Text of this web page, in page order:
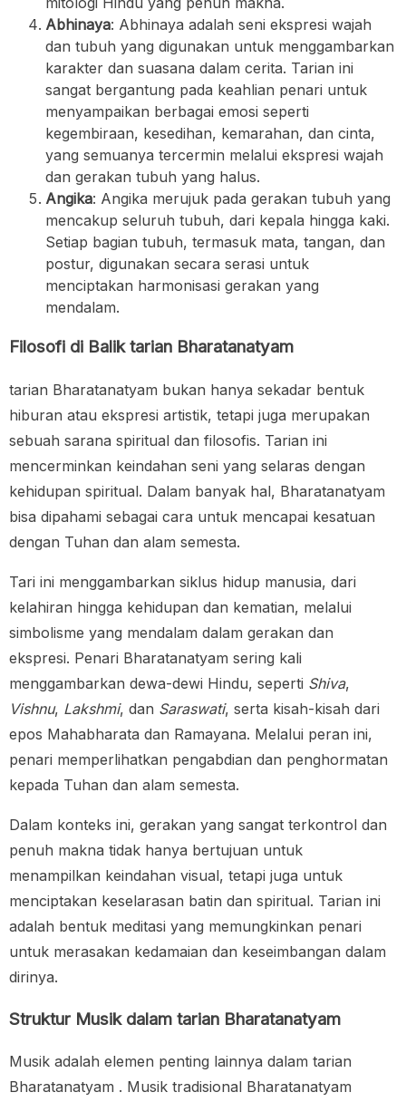
Abhinaya: Abhinaya adalah seni ekspresi wajah
dan tubuh yang digunakan untuk menggambarkan
karakter dan suasana dalam cerita. Tarian ini
sangat bergantung pada keahlian penari untuk
menyampaikan berbagai emosi seperti
kegembiraan, kesedihan, kemarahan, dan cinta,
yang semuanya tercermin melalui ekspresi wajah
dan gerakan tubuh yang halus.
Angika: Angika merujuk pada gerakan tubuh yang
mencakup seluruh tubuh, dari kepala hingga kaki.
Setiap bagian tubuh, termasuk mata, tangan, dan
postur, digunakan secara serasi untuk
menciptakan harmonisasi gerakan yang
mendalam.
Filosofi di Balik tarian Bharatanatyam
tarian Bharatanatyam bukan hanya sekadar bentuk
hiburan atau ekspresi artistik, tetapi juga merupakan
sebuah sarana spiritual dan filosofis. Tarian ini
mencerminkan keindahan seni yang selaras dengan
kehidupan spiritual. Dalam banyak hal, Bharatanatyam
bisa dipahami sebagai cara untuk mencapai kesatuan
dengan Tuhan dan alam semesta.
Tari ini menggambarkan siklus hidup manusia, dari
kelahiran hingga kehidupan dan kematian, melalui
simbolisme yang mendalam dalam gerakan dan
ekspresi. Penari Bharatanatyam sering kali
menggambarkan dewa-dewi Hindu, seperti Shiva,
Vishnu, Lakshmi, dan Saraswati, serta kisah-kisah dari
epos Mahabharata dan Ramayana. Melalui peran ini,
penari memperlihatkan pengabdian dan penghormatan
kepada Tuhan dan alam semesta.
Dalam konteks ini, gerakan yang sangat terkontrol dan
penuh makna tidak hanya bertujuan untuk
menampilkan keindahan visual, tetapi juga untuk
menciptakan keselarasan batin dan spiritual. Tarian ini
adalah bentuk meditasi yang memungkinkan penari
untuk merasakan kedamaian dan keseimbangan dalam
dirinya.
Struktur Musik dalam tarian Bharatanatyam
Musik adalah elemen penting lainnya dalam tarian
Bharatanatyam . Musik tradisional Bharatanatyam